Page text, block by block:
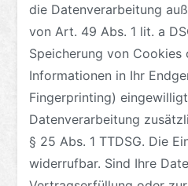
die Datenverarbeitung
von Art. 49 Abs. 1 lit. a
Speicherung von
Informationen in Ihr
Fingerprinting)
Datenverarbeitung
§ 25 Abs. 1 TTDSG. Die
widerrufbar. Sind Ihre